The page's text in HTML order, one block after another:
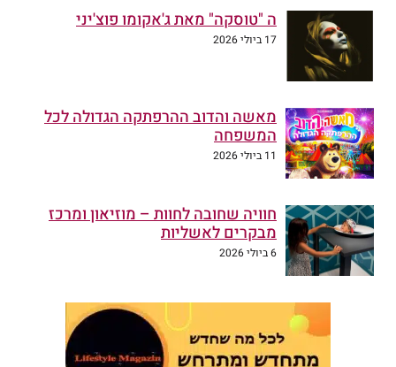
ה "טוסקה" מאת ג'אקומו פוצ'יני
17 ביולי 2026
מאשה והדוב ההרפתקה הגדולה לכל
המשפחה
11 ביולי 2026
חוויה שחובה לחוות – מוזיאון ומרכז
מבקרים לאשליות
6 ביולי 2026